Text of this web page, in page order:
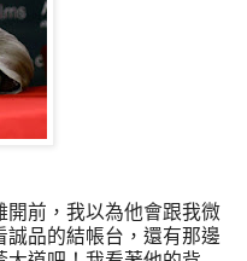
開前，我以為他會跟我微
品的結帳台，還有那邊